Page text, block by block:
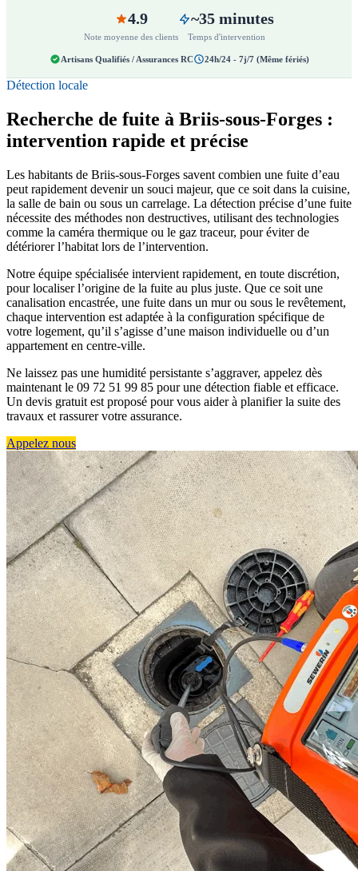
4.9
Note moyenne des clients
~35 minutes
Temps d'intervention
Artisans Qualifiés / Assurances RC 24h/24 - 7j/7 (Même fériés)
Détection locale
Recherche de fuite à Briis-sous-Forges :
intervention rapide et précise
Les habitants de Briis-sous-Forges savent combien une fuite d’eau
peut rapidement devenir un souci majeur, que ce soit dans la cuisine,
la salle de bain ou sous un carrelage. La détection précise d’une fuite
nécessite des méthodes non destructives, utilisant des technologies
comme la caméra thermique ou le gaz traceur, pour éviter de
détériorer l’habitat lors de l’intervention.
Notre équipe spécialisée intervient rapidement, en toute discrétion,
pour localiser l’origine de la fuite au plus juste. Que ce soit une
canalisation encastrée, une fuite dans un mur ou sous le revêtement,
chaque intervention est adaptée à la configuration spécifique de
votre logement, qu’il s’agisse d’une maison individuelle ou d’un
appartement en centre-ville.
Ne laissez pas une humidité persistante s’aggraver, appelez dès
maintenant le 09 72 51 99 85 pour une détection fiable et efficace.
Un devis gratuit est proposé pour vous aider à planifier la suite des
travaux et rassurer votre assurance.
Appelez nous